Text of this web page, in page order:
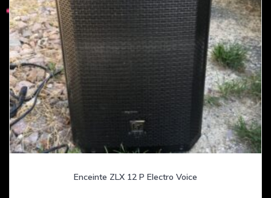
Enceinte ZLX 12 P Electro Voice